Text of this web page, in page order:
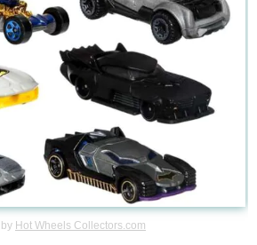
Hot Wheels Collectors.com